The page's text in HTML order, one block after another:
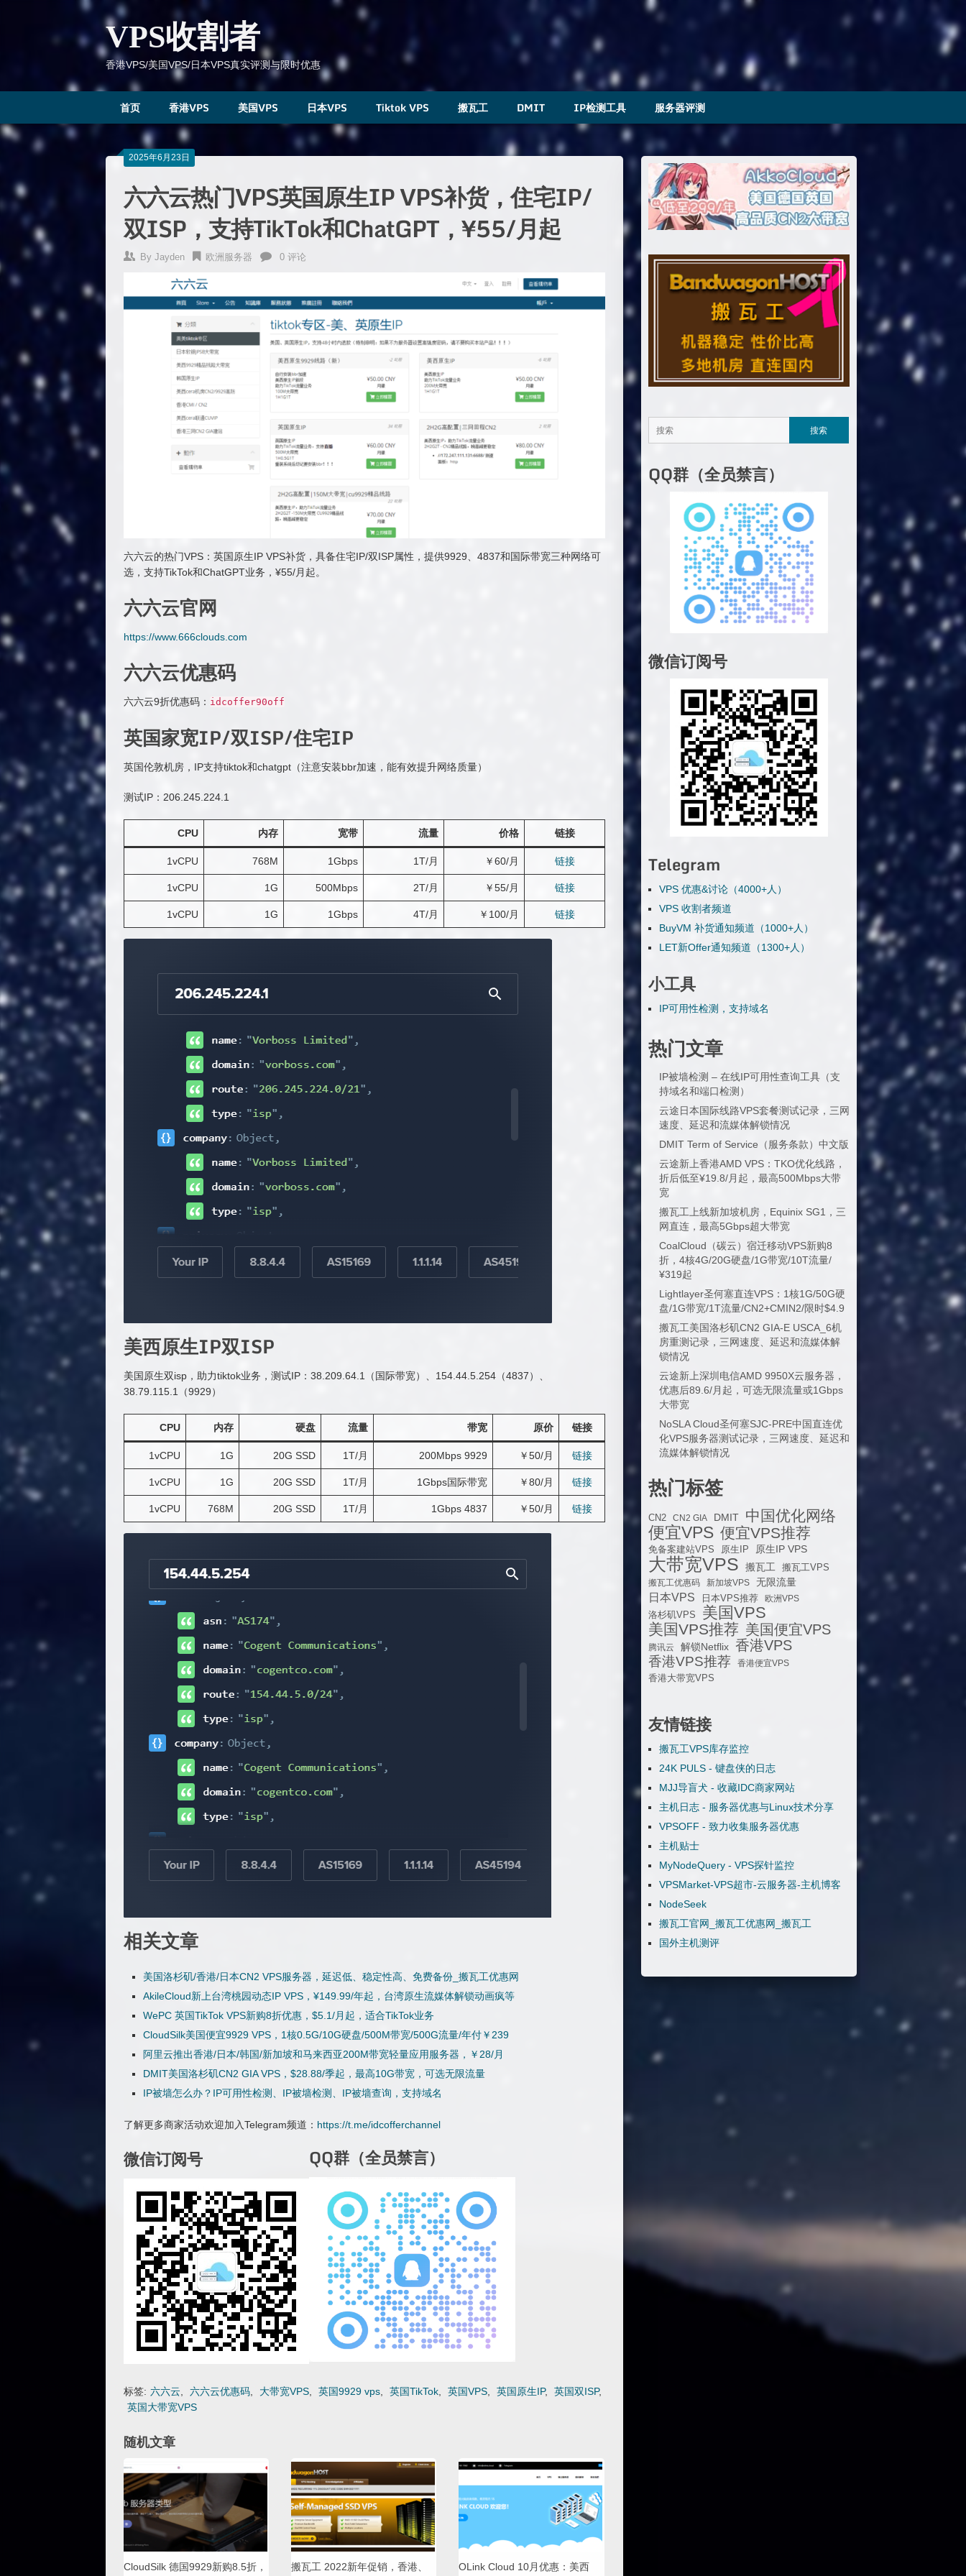
VPS收割者
香港VPS/美国VPS/日本VPS真实评测与限时优惠
首页 香港VPS 美国VPS 日本VPS Tiktok VPS 搬瓦工 DMIT IP检测工具 服务器评测
2025年6月23日
六六云热门VPS英国原生IP VPS补货，住宅IP/
双ISP，支持TikTok和ChatGPT，¥55/月起
By Jayden 欧洲服务器 0 评论
六六云的热门VPS：英国原生IP VPS补货，具备住宅IP/双ISP属性，提供9929、4837和国际带宽三种网络可
选，支持TikTok和ChatGPT业务，¥55/月起。
六六云官网
https://www.666clouds.com
六六云优惠码
六六云9折优惠码： idcoffer90off
英国家宽IP/双ISP/住宅IP
英国伦敦机房，IP支持tiktok和chatgpt（注意安装bbr加速，能有效提升网络质量）
测试IP：206.245.224.1
CPU 内存 宽带 流量 价格 链接
1vCPU 768M 1Gbps 1T/月 ￥60/月 链接
1vCPU 1G 500Mbps 2T/月 ￥55/月 链接
1vCPU 1G 1Gbps 4T/月 ￥100/月 链接
美西原生IP双ISP
美国原生双isp，助力tiktok业务，测试IP：38.209.64.1（国际带宽）、154.44.5.254（4837）、
38.79.115.1（9929）
CPU 内存 硬盘 流量 带宽 原价 链接
1vCPU 1G 20G SSD 1T/月 200Mbps 9929 ￥50/月 链接
1vCPU 1G 20G SSD 1T/月 1Gbps国际带宽 ￥80/月 链接
1vCPU 768M 20G SSD 1T/月 1Gbps 4837 ￥50/月 链接
相关文章
美国洛杉矶/香港/日本CN2 VPS服务器，延迟低、稳定性高、免费备份_搬瓦工优惠网
AkileCloud新上台湾桃园动态IP VPS，¥149.99/年起，台湾原生流媒体解锁动画疯等
WePC 英国TikTok VPS新购8折优惠，$5.1/月起，适合TikTok业务
CloudSilk美国便宜9929 VPS，1核0.5G/10G硬盘/500M带宽/500G流量/年付￥239
阿里云推出香港/日本/韩国/新加坡和马来西亚200M带宽轻量应用服务器，￥28/月
DMIT美国洛杉矶CN2 GIA VPS，$28.88/季起，最高10G带宽，可选无限流量
IP被墙怎么办？IP可用性检测、IP被墙检测、IP被墙查询，支持域名
了解更多商家活动欢迎加入Telegram频道： https://t.me/idcofferchannel
微信订阅号 QQ群（全员禁言）
标签: 六六云 六六云优惠码 大带宽VPS 英国9929 vps 英国TikTok 英国VPS 英国原生IP, 英国双ISP,
英国大带宽VPS
随机文章
CloudSilk 德国9929新购8.5折， 搬瓦工 2022新年促销，香港、 OLink Cloud 10月优惠：美西
QQ群（全员禁言）
微信订阅号
Telegram
VPS 优惠&讨论（4000+人）
VPS 收割者频道
BuyVM 补货通知频道（1000+人）
LET新Offer通知频道（1300+人）
小工具
IP可用性检测，支持域名
热门文章
IP被墙检测 – 在线IP可用性查询工具（支
持域名和端口检测）
云途日本国际线路VPS套餐测试记录，三网
速度、延迟和流媒体解锁情况
DMIT Term of Service（服务条款）中文版
云途新上香港AMD VPS：TKO优化线路，
折后低至¥19.8/月起，最高500Mbps大带
宽
搬瓦工上线新加坡机房，Equinix SG1，三
网直连，最高5Gbps超大带宽
CoalCloud（碳云）宿迁移动VPS新购8
折，4核4G/20G硬盘/1G带宽/10T流量/
¥319起
Lightlayer圣何塞直连VPS：1核1G/50G硬
盘/1G带宽/1T流量/CN2+CMIN2/限时$4.9
搬瓦工美国洛杉矶CN2 GIA-E USCA_6机
房重测记录，三网速度、延迟和流媒体解
锁情况
云途新上深圳电信AMD 9950X云服务器，
优惠后89.6/月起，可选无限流量或1Gbps
大带宽
NoSLA Cloud圣何塞SJC-PRE中国直连优
化VPS服务器测试记录，三网速度、延迟和
流媒体解锁情况
热门标签
CN2 CN2 GIA DMIT 中国优化网络
便宜VPS 便宜VPS推荐
免备案建站VPS 原生IP 原生IP VPS
大带宽VPS 搬瓦工
搬瓦工VPS
搬瓦工优惠码
新加坡VPS 无限流量
日本VPS 日本VPS推荐
欧洲VPS
洛杉矶VPS
美国VPS
美国VPS推荐 美国便宜VPS
腾讯云 解锁Netflix 香港VPS
香港VPS推荐
香港便宜VPS
香港大带宽VPS
友情链接
搬瓦工VPS库存监控
24K PULS - 键盘侠的日志
MJJ导盲犬 - 收藏IDC商家网站
主机日志 - 服务器优惠与Linux技术分享
VPSOFF - 致力收集服务器优惠
主机贴士
MyNodeQuery - VPS探针监控
VPSMarket-VPS超市-云服务器-主机博客
NodeSeek
搬瓦工官网_搬瓦工优惠网_搬瓦工
国外主机测评